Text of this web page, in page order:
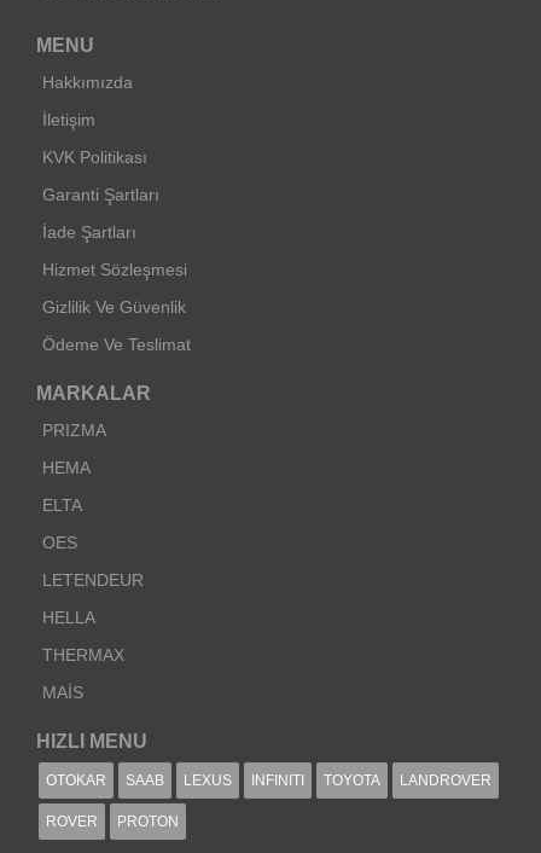
MENU
Hakkımızda
İletişim
KVK Politikası
Garanti Şartları
İade Şartları
Hizmet Sözleşmesi
Gizlilik Ve Güvenlik
Ödeme Ve Teslimat
MARKALAR
PRIZMA
HEMA
ELTA
OES
LETENDEUR
HELLA
THERMAX
MAİS
HIZLI MENU
OTOKAR SAAB LEXUS INFINITI TOYOTA LANDROVER
ROVER PROTON